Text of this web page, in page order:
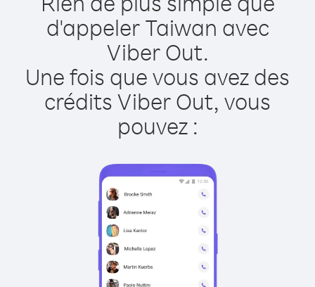
d'appeler Taiwan avec
Viber Out.
Une fois que vous avez des
crédits Viber Out, vous
pouvez :